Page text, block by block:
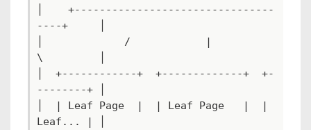
│    +--------------------------------
----+     │
│             /            |
\         │
│  +------------+  +-------------+  +-
--------+ │
│  | Leaf Page  |  | Leaf Page   |  |
Leaf... | │